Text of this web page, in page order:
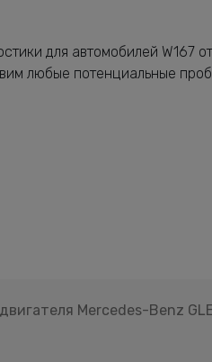
для автомобилей
любые потенциальные
Mercedes-Benz